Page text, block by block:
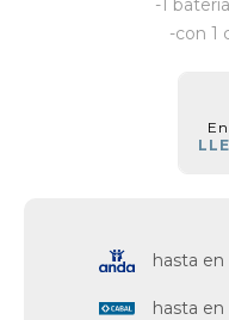
-1
-con 1
hasta en
hasta en